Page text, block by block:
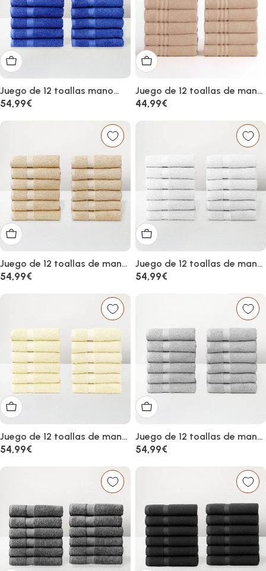
Añadir al carrito
Juego de 12 toallas mano
azul oscuro 100% algodón
Precio
54,99€
Añadir al carrito
Juego de 12 toallas de mano
color beige 100% algodón
Precio
44,99€
Añadir al carrito
Juego de 12 toallas de mano
color beige 100% algodón
Precio
54,99€
Añadir al carrito
Juego de 12 toallas de mano
blanco roto 100% algodón
Precio
54,99€
Añadir al carrito
Juego de 12 toallas de mano
color crema 100% algodón
Precio
54,99€
Añadir al carrito
Juego de 12 toallas de mano
gris claro 100% algodón rizo
Precio
54,99€